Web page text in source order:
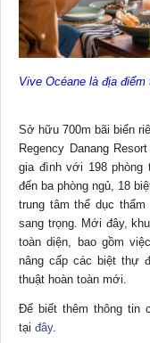
Vive Océane là địa
Sở hữu 700m bãi biển
Regency Danang
gia đình với 198 phòng
đến ba phòng ngủ, 18
trung tâm thể dục
sang trọng. Mới đây,
toàn diện, bao gồm
nâng cấp các biệt thự
thuật hoàn toàn mới.
Để biết thêm thông tin
tại đây.